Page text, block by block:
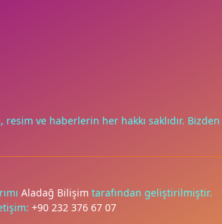
ve haberlerin her hakkı saklıdır.
Aladağ Bilişim tarafından geliştirilmiştir.
+90 232 376 67 07